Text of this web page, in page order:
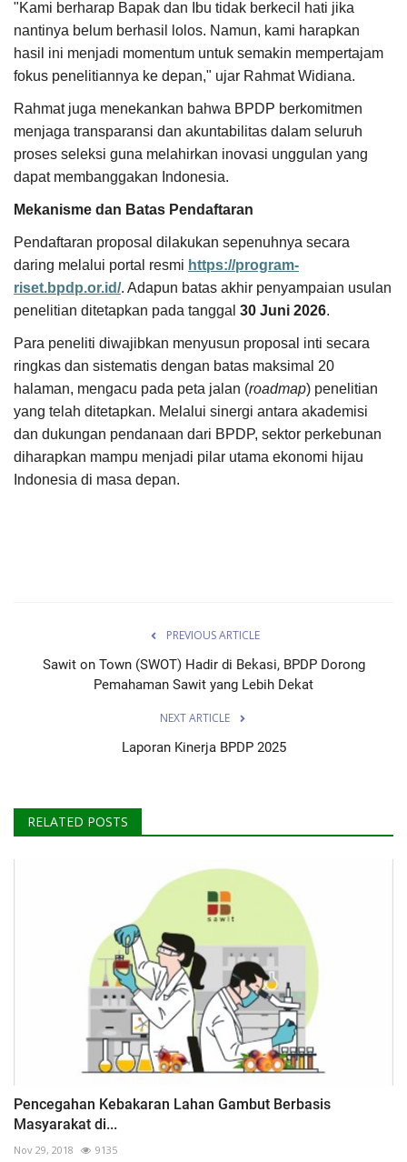
"Kami berharap Bapak dan Ibu tidak berkecil hati jika
nantinya belum berhasil lolos. Namun, kami harapkan
hasil ini menjadi momentum untuk semakin mempertajam
fokus penelitiannya ke depan," ujar Rahmat Widiana.
Rahmat juga menekankan bahwa BPDP berkomitmen
menjaga transparansi dan akuntabilitas dalam seluruh
proses seleksi guna melahirkan inovasi unggulan yang
dapat membanggakan Indonesia.
Mekanisme dan Batas Pendaftaran
Pendaftaran proposal dilakukan sepenuhnya secara
daring melalui portal resmi https://program-
riset.bpdp.or.id/. Adapun batas akhir penyampaian usulan
penelitian ditetapkan pada tanggal 30 Juni 2026.
Para peneliti diwajibkan menyusun proposal inti secara
ringkas dan sistematis dengan batas maksimal 20
halaman, mengacu pada peta jalan (roadmap) penelitian
yang telah ditetapkan. Melalui sinergi antara akademisi
dan dukungan pendanaan dari BPDP, sektor perkebunan
diharapkan mampu menjadi pilar utama ekonomi hijau
Indonesia di masa depan.
PREVIOUS ARTICLE
Sawit on Town (SWOT) Hadir di Bekasi, BPDP Dorong
Pemahaman Sawit yang Lebih Dekat
NEXT ARTICLE
Laporan Kinerja BPDP 2025
RELATED POSTS
Pencegahan Kebakaran Lahan Gambut Berbasis
Masyarakat di...
Nov 29, 2018 9135